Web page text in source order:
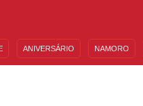
ANIVERSÁRIO NAMORO